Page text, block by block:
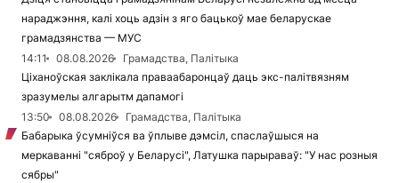
нараджэння, калі хоць адзін з яго бацькоў мае беларускае
грамадзянства — МУС
14:11
08.08.2026
Грамадства, Палітыка
Ціханоўская заклікала праваабаронцаў даць экс-палітвязням
зразумелы алгарытм дапамогі
13:50
08.08.2026
Грамадства, Палітыка
Бабарыка ўсумніўся ва ўплыве дэмсіл, спаслаўшыся на
меркаванні "сяброў у Беларусі", Латушка парыраваў: "У нас розныя
сябры"